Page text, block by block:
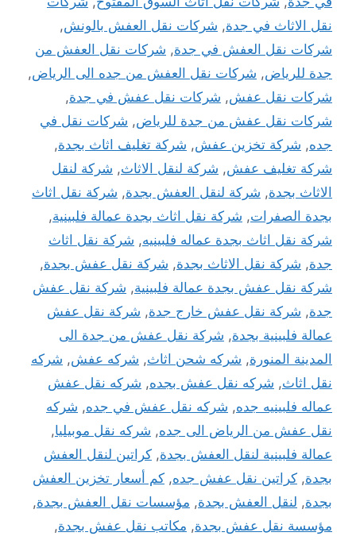
نقل الاثاث في جدة, شركات نقل العفش بالونش,
شركات نقل العفش في جدة, شركات نقل العفش من
جدة للرياض, شركات نقل العفش من جده الى الرياض,
شركات نقل عفش, شركات نقل عفش في جدة,
شركات نقل عفش من جدة للرياض, شركات نقل في
جده, شركة تخزين عفش, شركة تغليف اثاث بجدة,
شركة تغليف عفش, شركة لنقل الاثاث, شركة لنقل
الاثاث بجدة, شركة لنقل العفش بجدة, شركة نقل اثاث
بجدة الصفرات, شركة نقل اثاث بجدة عمالة فلبينية,
شركة نقل اثاث بجدة عماله فلبينيه, شركة نقل اثاث
جدة, شركة نقل الاثاث بجدة, شركة نقل عفش بجدة,
شركة نقل عفش بجدة عمالة فلبينية, شركة نقل عفش
جدة, شركة نقل عفش خارج جدة, شركة نقل عفش
عمالة فلبينية بجدة, شركة نقل عفش من جدة الى
المدينة المنورة, شركه شحن اثاث, شركه عفش, شركه
نقل اثاث, شركه نقل عفش بجده, شركه نقل عفش
عماله فلبينيه جده, شركه نقل عفش في جده, شركه
نقل عفش من الرياض الى جده, شركه نقل موبيليا,
عمالة فلبينية لنقل العفش بجدة, كراتين لنقل العفش
بجدة, كراتين نقل عفش جده, كم أسعار تخزين العفش
بجدة, لنقل العفش بجدة, مؤسسات نقل العفش بجدة,
مؤسسة نقل عفش بجدة, مكاتب نقل عفش بجدة,